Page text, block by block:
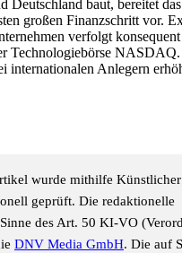
Deutschland baut, bereitet
großen Finanzschritt vor.
verfolgt
Technologiebörse
internationalen Anlegern
wurde mithilfe
geprüft. Die redaktionelle
des Art. 50 KI-VO
DNV Media GmbH. Die auf